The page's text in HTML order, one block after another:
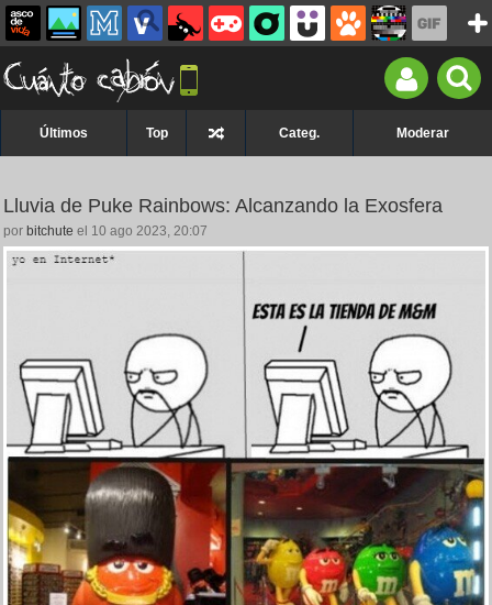
Últimos Top Categ. Moderar
Lluvia de Puke Rainbows: Alcanzando la Exosfera
por bitchute el 10 ago 2023, 20:07